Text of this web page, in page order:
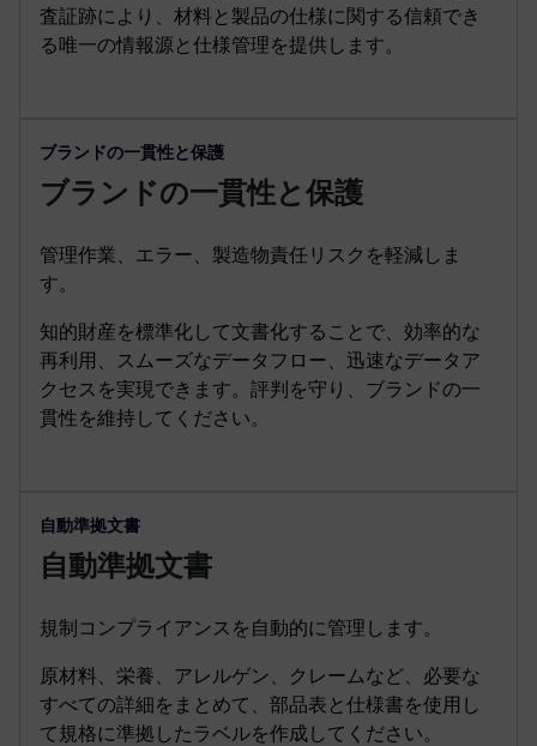
査証跡により、材料と製品の仕様に関する信頼でき
る唯一の情報源と仕様管理を提供します。
ブランドの一貫性と保護
ブランドの一貫性と保護
管理作業、エラー、製造物責任リスクを軽減しま
す。
知的財産を標準化して文書化することで、効率的な
再利用、スムーズなデータフロー、迅速なデータア
クセスを実現できます。評判を守り、ブランドの一
貫性を維持してください。
自動準拠文書
自動準拠文書
規制コンプライアンスを自動的に管理します。
原材料、栄養、アレルゲン、クレームなど、必要な
すべての詳細をまとめて、部品表と仕様書を使用し
て規格に準拠したラベルを作成してください。